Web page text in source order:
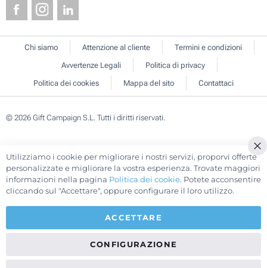
Chi siamo Attenzione al cliente
Termini e condizioni
Avvertenze Legali
Politica di privacy
Politica dei cookies
Mappa del sito Contattaci
© 2026 Gift Campaign S.L. Tutti i diritti riservati.
Utilizziamo i cookie per migliorare i nostri servizi, proporvi offerte
personalizzate e migliorare la vostra esperienza. Trovate maggiori
informazioni nella pagina Politica dei cookie. Potete acconsentire
cliccando sul "Accettare", oppure configurare il loro utilizzo.
ACCETTARE
CONFIGURAZIONE